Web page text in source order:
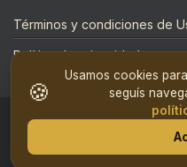
Términos y condiciones de
Política de privacidad
© 2019 CotizarEventos.com
🍪
Usamos cookies
seguís